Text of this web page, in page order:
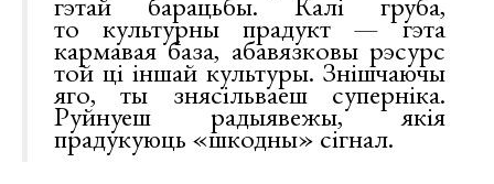
то культурны прадукт — гэта
кармавая база, абавязковы рэсурс
той ці іншай культуры. Знішчаючы
яго, ты знясільваеш суперніка.
Руйнуеш радыявежы, якія
прадукуюць «шкодны» сігнал.